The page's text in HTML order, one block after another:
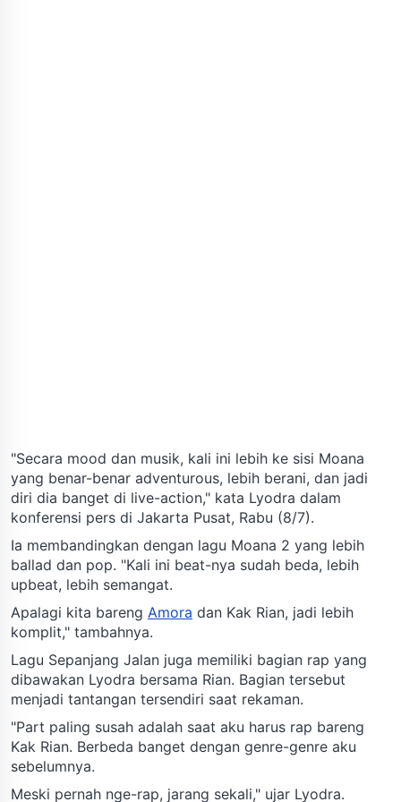
"Secara mood dan musik, kali ini lebih ke sisi Moana
yang benar-benar adventurous, lebih berani, dan jadi
diri dia banget di live-action," kata Lyodra dalam
konferensi pers di Jakarta Pusat, Rabu (8/7).
Ia membandingkan dengan lagu Moana 2 yang lebih
ballad dan pop. "Kali ini beat-nya sudah beda, lebih
upbeat, lebih semangat.
Apalagi kita bareng Amora dan Kak Rian, jadi lebih
komplit," tambahnya.
Lagu Sepanjang Jalan juga memiliki bagian rap yang
dibawakan Lyodra bersama Rian. Bagian tersebut
menjadi tantangan tersendiri saat rekaman.
"Part paling susah adalah saat aku harus rap bareng
Kak Rian. Berbeda banget dengan genre-genre aku
sebelumnya.
Meski pernah nge-rap, jarang sekali," ujar Lyodra.